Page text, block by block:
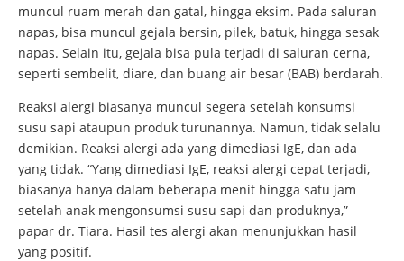
muncul ruam merah dan gatal, hingga eksim. Pada saluran
napas, bisa muncul gejala bersin, pilek, batuk, hingga sesak
napas. Selain itu, gejala bisa pula terjadi di saluran cerna,
seperti sembelit, diare, dan buang air besar (BAB) berdarah.
Reaksi alergi biasanya muncul segera setelah konsumsi
susu sapi ataupun produk turunannya. Namun, tidak selalu
demikian. Reaksi alergi ada yang dimediasi IgE, dan ada
yang tidak. “Yang dimediasi IgE, reaksi alergi cepat terjadi,
biasanya hanya dalam beberapa menit hingga satu jam
setelah anak mengonsumsi susu sapi dan produknya,”
papar dr. Tiara. Hasil tes alergi akan menunjukkan hasil
yang positif.